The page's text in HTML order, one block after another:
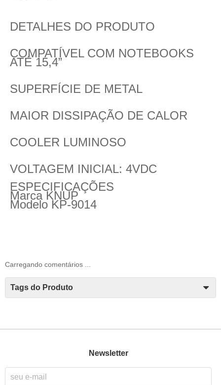
DETALHES DO PRODUTO
COMPATÍVEL COM NOTEBOOKS
ATÉ 15,4”
SUPERFÍCIE DE METAL
MAIOR DISSIPAÇÃO DE CALOR
COOLER LUMINOSO
VOLTAGEM INICIAL: 4VDC
ESPECIFICAÇÕES
Marca KNUP
Modelo KP-9014
Carregando comentários ...
Tags do Produto
Newsletter